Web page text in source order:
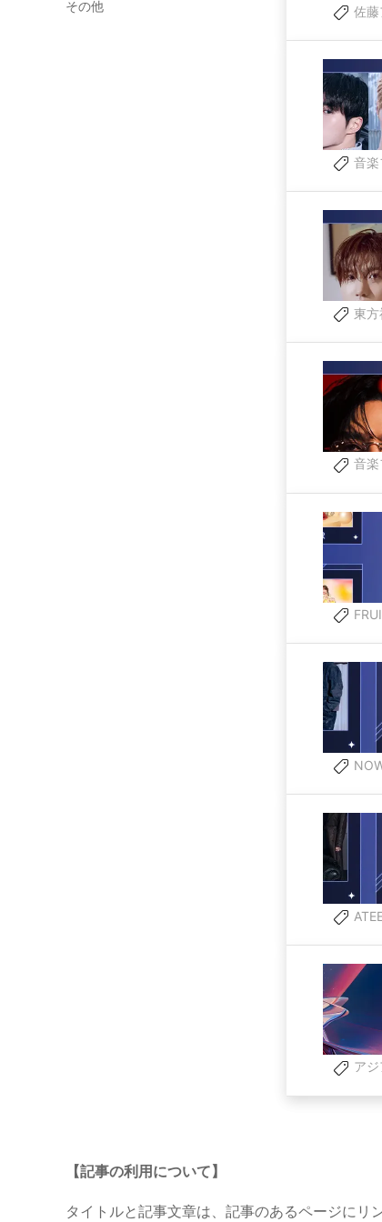
その他 佐藤
音
東方
音楽
ア
【記事の利用について】
タイトルと記事文章は、記事のあるページにリ